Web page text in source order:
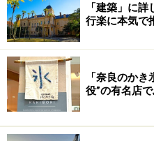
「建築」に
行楽に本気で
「奈良のか
役”の有名店